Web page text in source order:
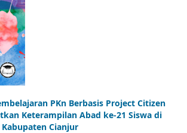
PKn Berbasis Project Citizen
Keterampilan Abad ke-21 Siswa di
Kabupaten Cianjur